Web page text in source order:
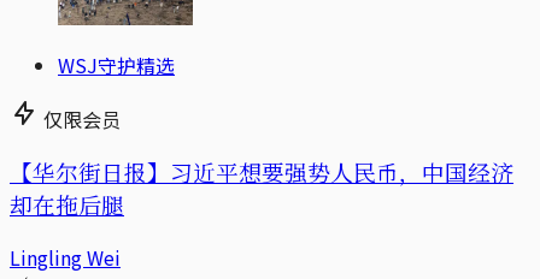
WSJ守护精选
仅限会员
【华尔街日报】习近平想要强势人民币，中国经济
却在拖后腿
Lingling Wei